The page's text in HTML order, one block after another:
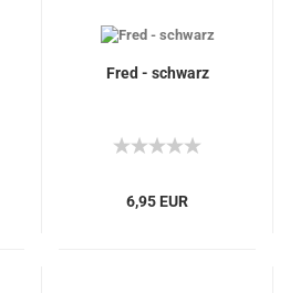
Fred - schwarz
6,95 EUR